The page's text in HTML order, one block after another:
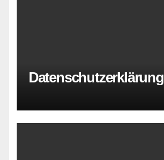
Datenschutzerklärung